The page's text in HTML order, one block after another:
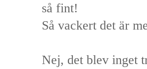
så fint!
Så vackert det är
Nej, det blev inget